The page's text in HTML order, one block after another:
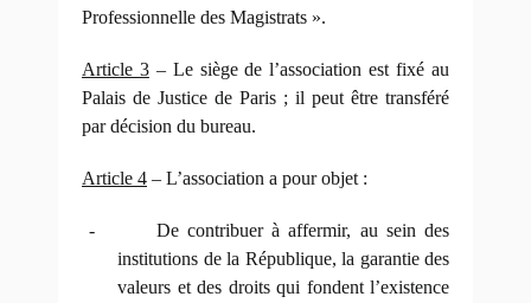
Professionnelle des Magistrats ».
Article 3– Le siège de l’association est fixé au
Palais de Justice de Paris ; il peut être transféré
par décision du bureau.
Article 4 – L’association a pour objet :
-
De contribuer à affermir, au sein des
institutions de la République, la garantie des
valeurs et des droits qui fondent l’existence